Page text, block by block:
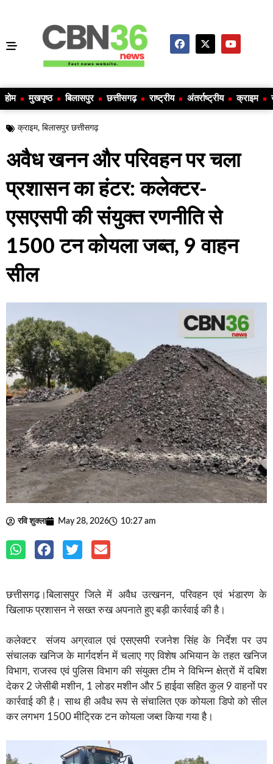
होम मुखपृष्ठ बिलासपुर छत्तीसगढ़ राष्ट्रीय अंतर्राष्ट्रीय क्राइम
क्राइम, बिलासपुर छत्तीसगढ़
अवैध खनन और परिवहन पर चला
प्रशासन का हंटर: कलेक्टर-
एसएसपी की संयुक्त रणनीति से
1500 टन कोयला जब्त, 9 वाहन
सील
रवि शुक्ला May 28, 2026 10:27 am
छत्तीसगढ़।बिलासपुर जिले में अवैध उत्खनन, परिवहन एवं भंडारण के
खिलाफ प्रशासन ने सख्त रुख अपनाते हुए बड़ी कार्रवाई की है।
कलेक्टर संजय अग्रवाल एवं एसएसपी रजनेश सिंह के निर्देश पर उप
संचालक खनिज के मार्गदर्शन में चलाए गए विशेष अभियान के तहत खनिज
विभाग, राजस्व एवं पुलिस विभाग की संयुक्त टीम ने विभिन्न क्षेत्रों में दबिश
देकर 2 जेसीबी मशीन, 1 लोडर मशीन और 5 हाईवा सहित कुल 9 वाहनों पर
कार्रवाई की है। साथ ही अवैध रूप से संचालित एक कोयला डिपो को सील
कर लगभग 1500 मीट्रिक टन कोयला जब्त किया गया है।